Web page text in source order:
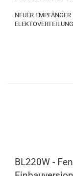
NEUER
ELEKTOVERTEILUNG
BL220W -